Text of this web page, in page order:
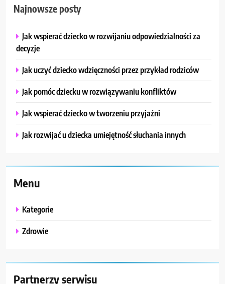
Najnowsze posty
Jak wspierać dziecko w rozwijaniu odpowiedzialności za
decyzje
Jak uczyć dziecko wdzięczności przez przykład rodziców
Jak pomóc dziecku w rozwiązywaniu konfliktów
Jak wspierać dziecko w tworzeniu przyjaźni
Jak rozwijać u dziecka umiejętność słuchania innych
Menu
Kategorie
Zdrowie
Partnerzy serwisu